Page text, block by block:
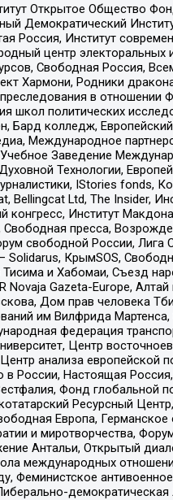
Открытое Общество
Демократический
Россия, Институт
центр
Свободная Россия,
Хармони, Родники
в
школ политических
Бард колледж,
Международное
Заведение
Технологии,
IStories fonds,
Bellingcat Ltd, The Insider,
конгресс, Институт
пресса,
свободной России,
КрымSOS,
и Хабомаи, Съезд
Novaja Gazeta-Europe,
Дом прав человека
им Вилфрида
федерация
Центр
анализа европейской
России, Настоящая
Фонд глобальной
Ресурсный
Европа,
и миротворчества,
Антальи, Открытый
международных
Феминистское
демократическая